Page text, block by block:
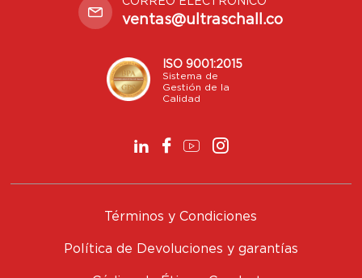
ventas@ultraschall.co
ISO 9001:2015
Sistema de
Gestión de la
Calidad
Términos y Condiciones
Política de Devoluciones y garantías